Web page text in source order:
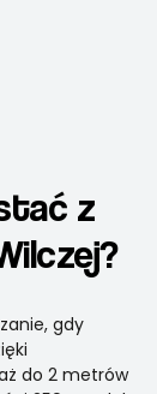
z
gdy
do 2 metrów